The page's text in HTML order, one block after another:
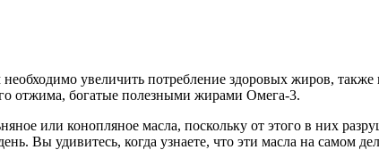
увеличить потребление здоровых жиров,
отжима, богатые полезными жирами Омега-3.
или конопляное масла, поскольку от этого в них
Вы удивитесь, когда узнаете, что эти масла на самом